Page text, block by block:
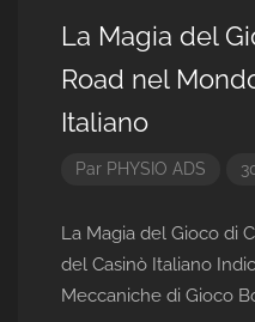
La Magia del
Road nel
Italiano
Par PHYSIO ADS
La Magia del Gioco di
del Casinò Italiano
Meccaniche di Gioco